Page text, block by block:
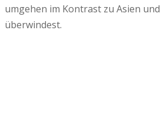
umgehen im Kontrast zu Asien
überwindest.